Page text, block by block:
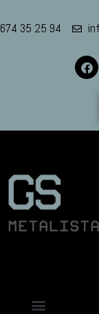
674 35 25 94